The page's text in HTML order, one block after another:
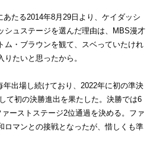
たる2014年8月29日より、ケイダッシ
シュステージを選んだ理由は、MBS漫才
ム・ブラウンを観て、スベっていたけれ
たいと思ったから。
年出場し続けており、2022年に初の準決
て初の決勝進出を果たした。決勝では6
ーストステージ2位通過を決める。ファ
ロマンとの接戦となったが、惜しくも準